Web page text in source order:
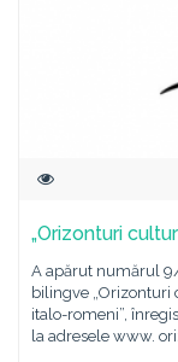
„Orizonturi
A apărut numărul
bilingve
italo-romeni”,
la adresele www.